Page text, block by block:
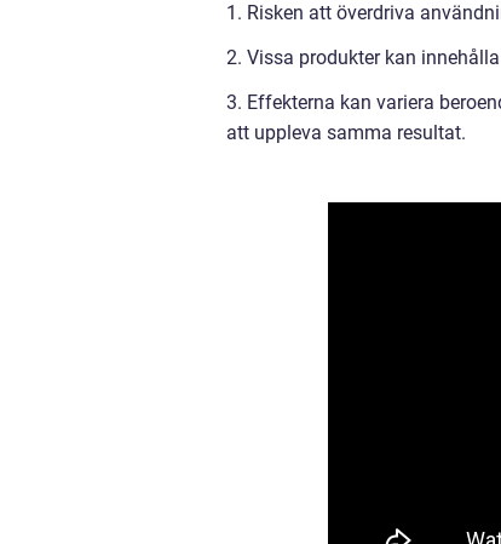
1. Risken att överdriva
2. Vissa produkter kan
3. Effekterna kan variera
att uppleva samma resultat.